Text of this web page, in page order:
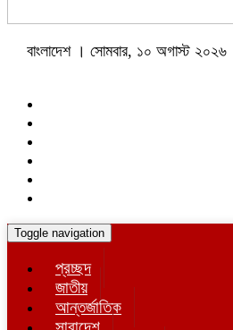
বাংলাদেশ । সোমবার, ১০ অগাস্ট
Toggle navigation
প্রচ্ছদ
জাতীয়
আন্তর্জাতিক